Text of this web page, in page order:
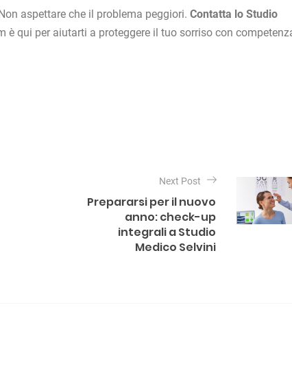
aspettare che il problema peggiori. Contatta lo Studio
è qui per aiutarti a proteggere il tuo sorriso con
Next Post
Prepararsi per il nuovo
anno: check-up
integrali a Studio
Medico Selvini